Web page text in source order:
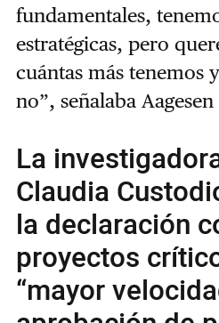
fundamentales,
estratégicas, pero
cuántas más tenemos
no”, señalaba
La
Claudia
la declaración
proyectos
“mayor